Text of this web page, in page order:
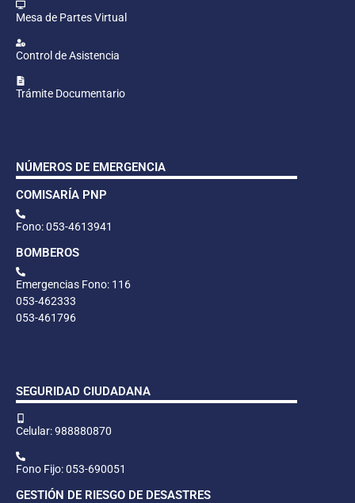
Mesa de Partes Virtual
Control de Asistencia
Trámite Documentario
NÚMEROS DE EMERGENCIA
COMISARÍA PNP
Fono: 053-4613941
BOMBEROS
Emergencias Fono: 116
053-462333
053-461796
SEGURIDAD CIUDADANA
Celular: 988880870
Fono Fijo: 053-690051
GESTIÓN DE RIESGO DE DESASTRES